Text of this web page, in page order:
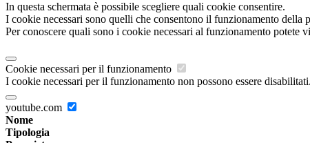
In questa schermata è possibile scegliere quali cookie consentire.
I cookie necessari sono quelli che consentono il funzionamento della
Per conoscere quali sono i cookie necessari al funzionamento potete
Cookie necessari per il funzionamento
I cookie necessari per il funzionamento non possono essere
youtube.com
Nome
Tipologia